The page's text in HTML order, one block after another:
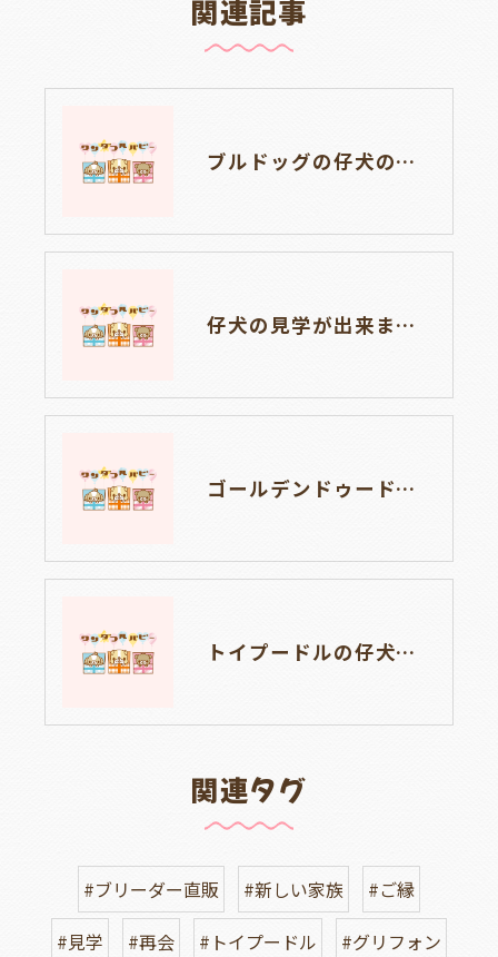
関連記事
ブルドッグの仔犬のお目目があきました👀💑🐶岐阜県養老町のブリーダーワンダフルパピーです。
仔犬の見学が出来ます🐶岐阜県養老町のブリーダーワンダフルパピーです。
ゴールデンドゥードルの仔犬の見学が出来ます🐶🐶🐶岐阜県養老町のブリーダーワンダフルパピーです。
トイプードルの仔犬のお目目があいたよ👀🐶岐阜県養老町のブリーダーワンダフルパピーです。
関連タグ
#ブリーダー直販 #新しい家族
#ご縁
#見学
#再会 #トイプードル #グリフォン